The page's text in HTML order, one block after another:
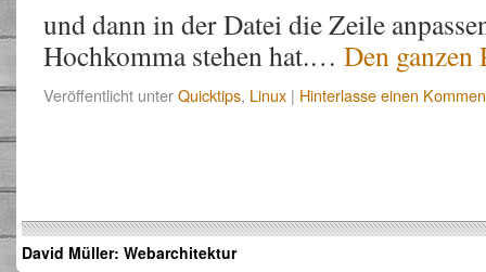
und dann in der Datei die Zeile
Hochkomma stehen hat.… Den ganzen
Veröffentlicht unterQuicktips, Linux | Hinterlasse einen
David Müller: Webarchitektur